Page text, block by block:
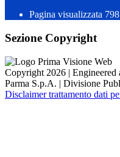
Pagina visualizzata 798
Sezione Copyright
Copyright 2026 |
Parma S.p.A. | Divisione
Disclaimer trattamento dati